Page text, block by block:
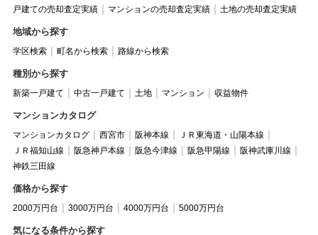
戸建ての売却査定実績
マンションの売却査定実績 土地の売却査定実績
地域から探す
学区検索 町名から検索 路線から検索
種別から探す
新築一戸建て 中古一戸建て 土地 マンション 収益物件
マンションカタログ
マンションカタログ 西宮市 阪神本線
ＪＲ東海道・山陽本線
ＪＲ福知山線
阪急神戸本線 阪急今津線 阪急甲陽線
阪神武庫川線
神鉄三田線
価格から探す
2000万円台 3000万円台 4000万円台 5000万円台
気になる条件から探す